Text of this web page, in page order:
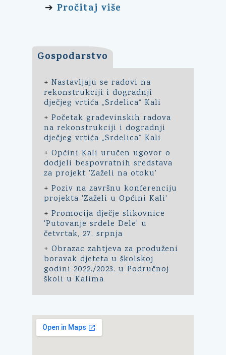
➔ Pročitaj više
Gospodarstvo
+ Nastavljaju se radovi na
rekonstrukciji i dogradnji
dječjeg vrtića „Srdelica“ Kali
+ Početak građevinskih radova
na rekonstrukciji i dogradnji
dječjeg vrtića „Srdelica“ Kali
+ Općini Kali uručen ugovor o
dodjeli bespovratnih sredstava
za projekt 'Zaželi na otoku'
+ Poziv na završnu konferenciju
projekta 'Zaželi u Općini Kali'
+ Promocija dječje slikovnice
'Putovanje srdele Dele' u
četvrtak, 27. srpnja
+ Obrazac zahtjeva za produženi
boravak djeteta u školskoj
godini 2022./2023. u Područnoj
školi u Kalima